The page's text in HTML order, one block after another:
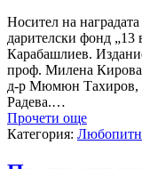
Носител на
дарителски фонд „13
Карабашлиев.
проф. Милена
д-р Мюмюн Тахиров,
Радева.…
Прочети още
Категория: